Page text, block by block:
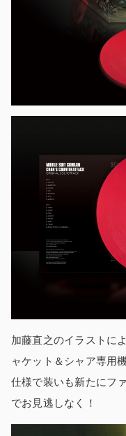
加藤直之のイラストに
ャケット＆シャア専用
仕様で装いも新たにフ
でお見逃しなく！